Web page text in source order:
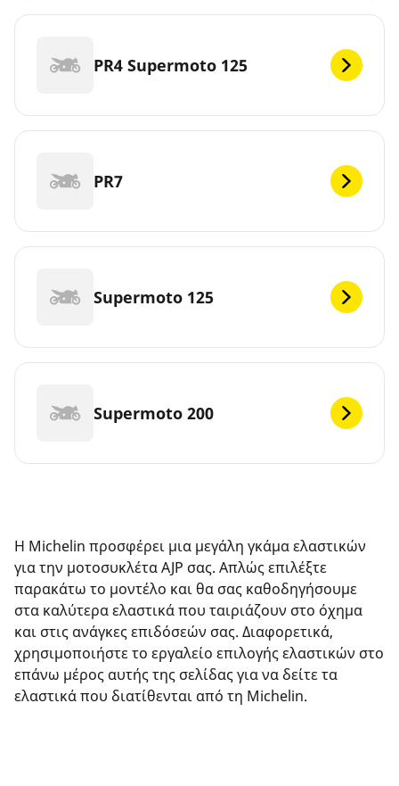
PR4 Supermoto 125
PR7
Supermoto 125
Supermoto 200
Η Michelin προσφέρει μια μεγάλη γκάμα ελαστικών
για την μοτοσυκλέτα AJP σας. Απλώς επιλέξτε
παρακάτω το μοντέλο και θα σας καθοδηγήσουμε
στα καλύτερα ελαστικά που ταιριάζουν στο όχημα
και στις ανάγκες επιδόσεών σας. Διαφορετικά,
χρησιμοποιήστε το εργαλείο επιλογής ελαστικών στο
επάνω μέρος αυτής της σελίδας για να δείτε τα
ελαστικά που διατίθενται από τη Michelin.